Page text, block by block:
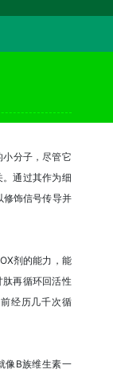
分子，尽管它
通过其作为细
修饰信号传导并
剂的能力，能
再循环回活性
经历几千次循
像B族维生素一